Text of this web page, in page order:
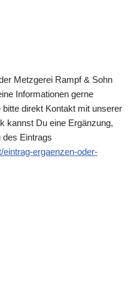
Metzgerei Rampf & Sohn
Informationen gerne
direkt Kontakt mit unserer
kannst Du eine Ergänzung,
des Eintrags
eintrag-ergaenzen-oder-